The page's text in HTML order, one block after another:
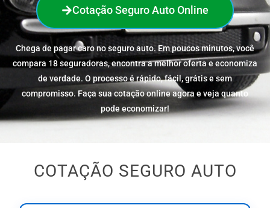
Cotação Seguro Auto Online
Chega de pagar caro no seguro auto. Em poucos minutos, você
compara 18 seguradoras, encontra a melhor oferta e economiza
de verdade. O processo é rápido, fácil, grátis e sem
compromisso. Faça sua cotação online agora e veja quanto
pode economizar!
COTAÇÃO SEGURO AUTO